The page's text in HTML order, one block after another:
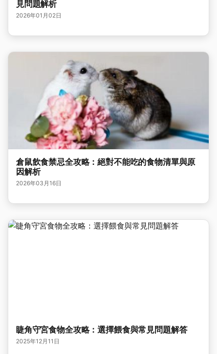
見問題解析
2026年01月02日
倉鼠飲食禁忌全攻略：絕對不能吃的食物清單與原
因解析
2026年03月16日
睫角守宮食物全攻略：選擇餵食與常見問題解答
2025年12月11日